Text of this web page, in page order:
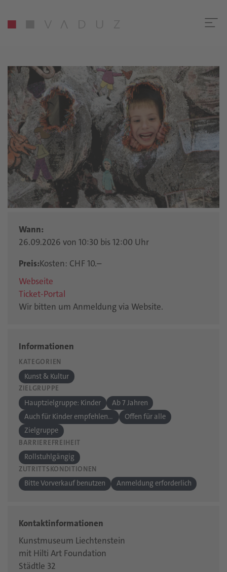
Wann:
26.09.2026 von 10:30 bis 12:00 Uhr
Preis:Kosten: CHF 10.–
Webseite
Ticket-Portal
Wir bitten um Anmeldung via Website.
Informationen
KATEGORIEN
Kunst & Kultur
ZIELGRUPPE
Hauptzielgruppe: Kinder
Ab 7 Jahren
Auch für Kinder empfehlenswert
Offen für alle
Zielgruppe
BARRIEREFREIHEIT
Rollstuhlgängig
ZUTRITTSKONDITIONEN
Bitte Vorverkauf benutzen Anmeldung erforderlich
Kontaktinformationen
Kunstmuseum Liechtenstein
mit Hilti Art Foundation
Städtle 32